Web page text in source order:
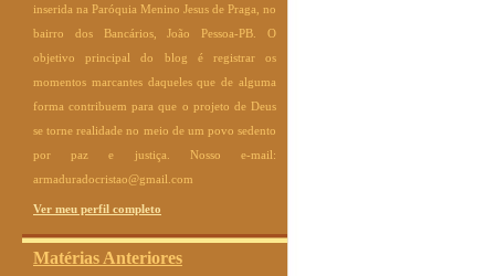
inserida na Paróquia Menino Jesus de Praga, no
bairro dos Bancários, João Pessoa-PB. O
objetivo principal do blog é registrar os
momentos marcantes daqueles que de alguma
forma contribuem para que o projeto de Deus
se torne realidade no meio de um povo sedento
por paz e justiça. Nosso e-mail:
armaduradocristao@gmail.com
Ver meu perfil completo
Matérias Anteriores